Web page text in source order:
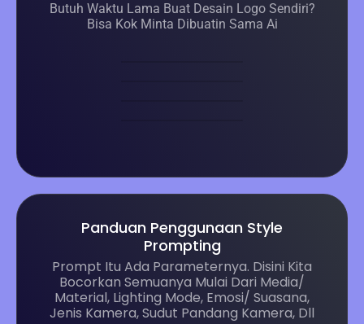
Butuh Waktu Lama Buat Desain Logo Sendiri?
Bisa Kok Minta Dibuatin Sama Ai
Panduan Penggunaan Style
Prompting
Prompt Itu Ada Parameternya. Disini Kita
Bocorkan Semuanya Mulai Dari Media/
Material, Lighting Mode, Emosi/ Suasana,
Jenis Kamera, Sudut Pandang Kamera, Dll